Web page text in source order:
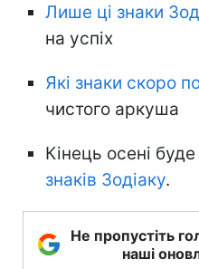
Лише ці знаки
на успіх
Які знаки скоро
чистого аркуша
Кінець осені
знаків Зодіаку.
Не пропустіть
наші